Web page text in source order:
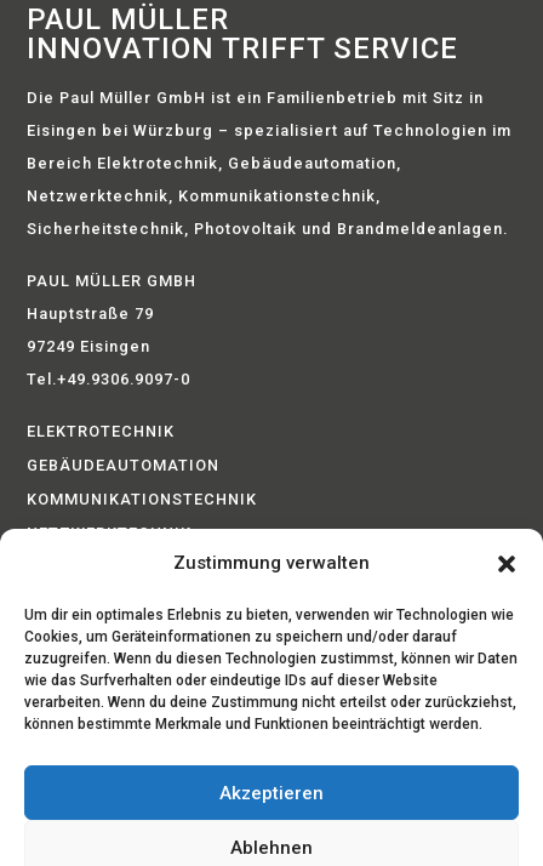
Zustimmung verwalten
Um dir ein optimales Erlebnis zu bieten, verwenden wir Technologien wie
Cookies, um Geräteinformationen zu speichern und/oder darauf
zuzugreifen. Wenn du diesen Technologien zustimmst, können wir Daten
wie das Surfverhalten oder eindeutige IDs auf dieser Website
verarbeiten. Wenn du deine Zustimmung nicht erteilst oder zurückziehst,
können bestimmte Merkmale und Funktionen beeinträchtigt werden.
Akzeptieren
Ablehnen
PAUL MÜLLER
INNOVATION TRIFFT SERVICE
Die Paul Müller GmbH ist ein Familienbetrieb mit Sitz in
Eisingen bei Würzburg – spezialisiert auf Technologien im
Bereich Elektrotechnik, Gebäudeautomation,
Netzwerktechnik, Kommunikationstechnik,
Sicherheitstechnik, Photovoltaik und Brandmeldeanlagen.
PAUL MÜLLER GMBH
Hauptstraße 79
97249 Eisingen
Tel.+49.9306.9097-0
ELEKTROTECHNIK
GEBÄUDEAUTOMATION
KOMMUNIKATIONSTECHNIK
NETZWERKTECHNIK
BRANDMELDEANLAGEN
SICHERHEITSTECHNIK
SERVICE